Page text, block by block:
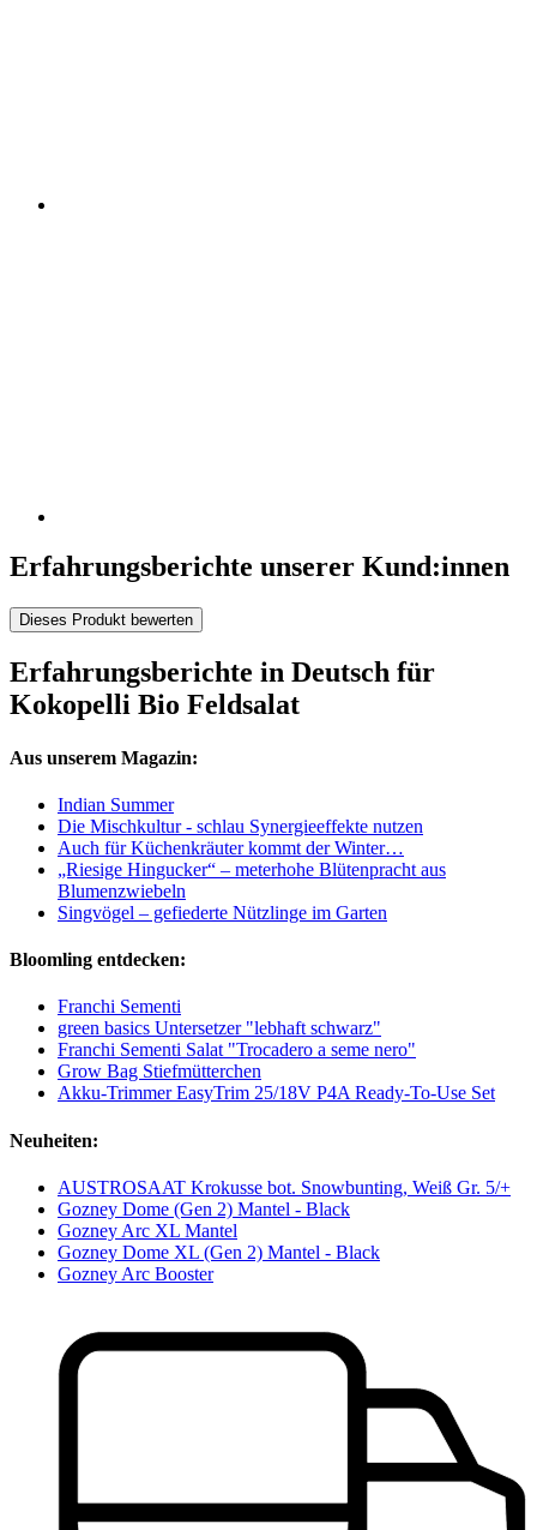
Erfahrungsberichte unserer Kund:innen
Dieses Produkt bewerten
Erfahrungsberichte in Deutsch für
Kokopelli Bio Feldsalat
Aus unserem Magazin:
Indian Summer
Die Mischkultur - schlau Synergieeffekte nutzen
Auch für Küchenkräuter kommt der Winter…
„Riesige Hingucker“ – meterhohe Blütenpracht aus
Blumenzwiebeln
Singvögel – gefiederte Nützlinge im Garten
Bloomling entdecken:
Franchi Sementi
green basics Untersetzer "lebhaft schwarz"
Franchi Sementi Salat "Trocadero a seme nero"
Grow Bag Stiefmütterchen
Akku-Trimmer EasyTrim 25/18V P4A Ready-To-Use Set
Neuheiten:
AUSTROSAAT Krokusse bot. Snowbunting, Weiß Gr. 5/+
Gozney Dome (Gen 2) Mantel - Black
Gozney Arc XL Mantel
Gozney Dome XL (Gen 2) Mantel - Black
Gozney Arc Booster